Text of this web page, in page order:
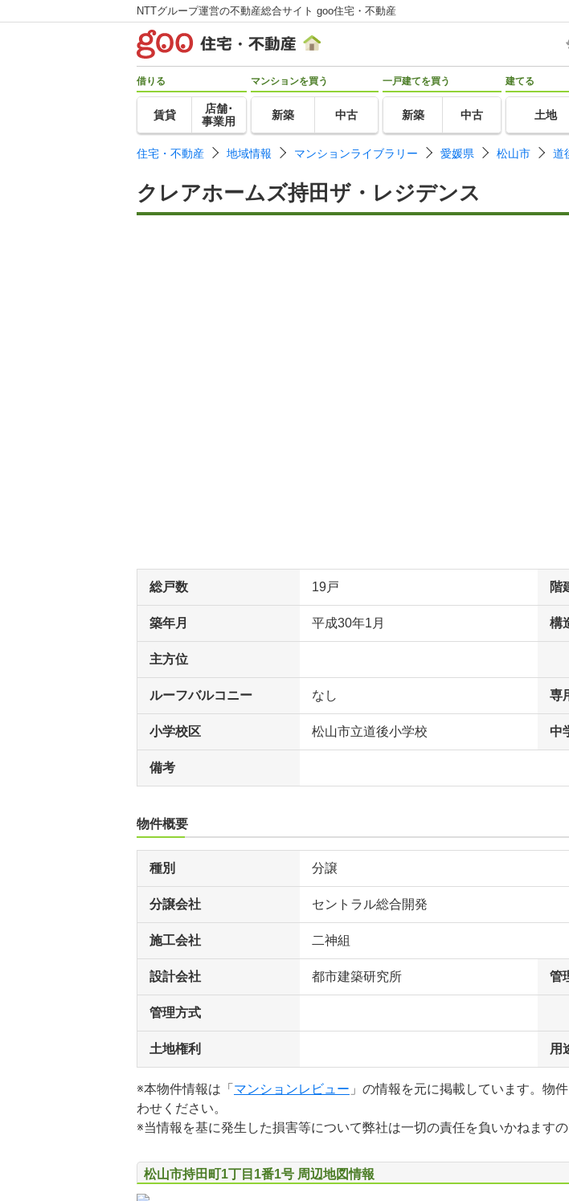
NTTグループ運営の不動産総合サイト goo住宅・不動産
借りる
賃貸
店舗･
事業用
マンションを買う
新築 中古
一戸建てを買う
新築 中古
建てる
土地
住宅・不動産 地域情報 マンションライブラリー 愛媛県 松山市 道
クレアホームズ持田ザ・レジデンス
総戸数 19戸 階
築年月 平成30年1月 構
主方位
ルーフバルコニー なし 専
小学校区 松山市立道後小学校 中
備考
物件概要
種別 分譲
分譲会社 セントラル総合開発
施工会社 二神組
設計会社 都市建築研究所 管
管理方式
土地権利 用
※本物件情報は「 マンションレビュー 」の情報を元に掲載しています。物
わせください。
※当情報を基に発生した損害等について弊社は一切の責任を負いかねます
松山市持田町1丁目1番1号 周辺地図情報